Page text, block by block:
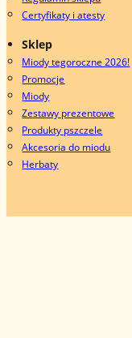
Certyfikaty i atesty
Sklep
Miody tegoroczne 2026!
Promocje
Miody
Zestawy prezentowe
Produkty pszczele
Akcesoria do miodu
Herbaty